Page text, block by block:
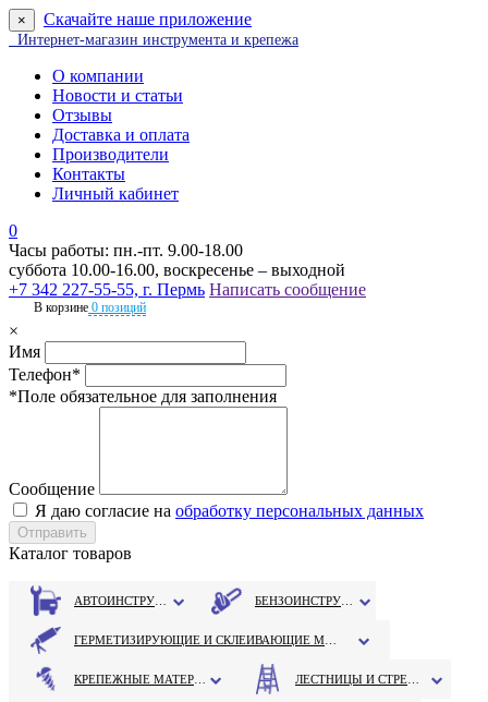
× Скачайте наше приложение
Интернет-магазин инструмента и крепежа
О компании
Новости и статьи
Отзывы
Доставка и оплата
Производители
Контакты
Личный кабинет
0
Часы работы: пн.-пт. 9.00-18.00
суббота 10.00-16.00, воскресенье – выходной
+7 342 227-55-55, г. Пермь Написать сообщение
В корзине 0 позиций
×
Имя
Телефон*
*Поле обязательное для заполнения
Сообщение
Я даю согласие на обработку персональных данных
Каталог товаров